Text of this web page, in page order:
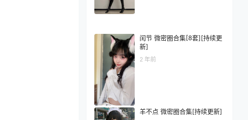
闰节 微密圈合集[8套][持续更
新]
2 年前
羊不点 微密圈合集[持续更新]